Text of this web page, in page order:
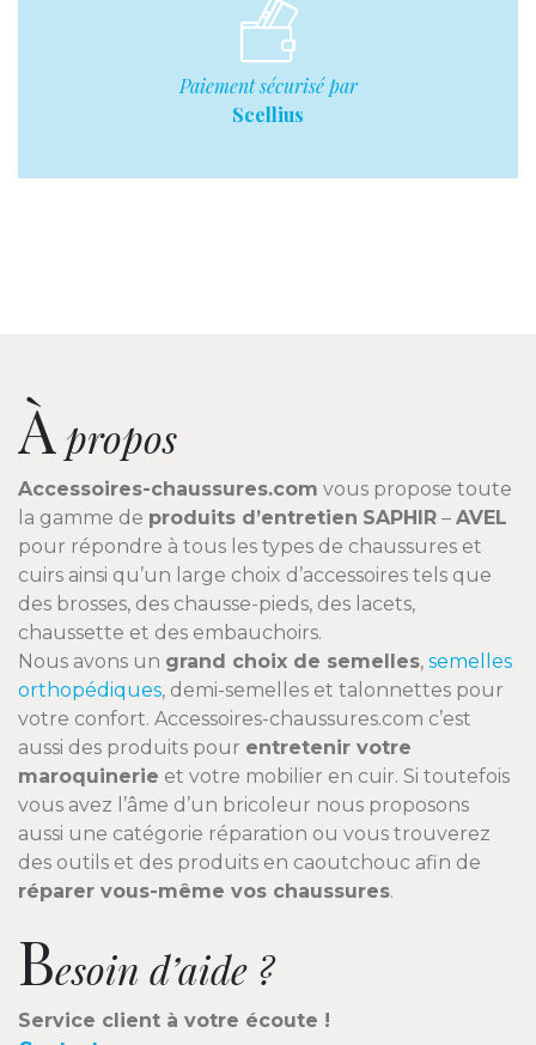
Paiement sécurisé par
Scellius
À propos
Accessoires-chaussures.com vous propose toute
la gamme de produits d’entretien SAPHIR – AVEL
pour répondre à tous les types de chaussures et
cuirs ainsi qu’un large choix d’accessoires tels que
des brosses, des chausse-pieds, des lacets,
chaussette et des embauchoirs.
Nous avons un grand choix de semelles, semelles
orthopédiques, demi-semelles et talonnettes pour
votre confort. Accessoires-chaussures.com c’est
aussi des produits pour entretenir votre
maroquinerie et votre mobilier en cuir. Si toutefois
vous avez l’âme d’un bricoleur nous proposons
aussi une catégorie réparation ou vous trouverez
des outils et des produits en caoutchouc afin de
réparer vous-même vos chaussures.
Besoin d’aide ?
Service client à votre écoute !